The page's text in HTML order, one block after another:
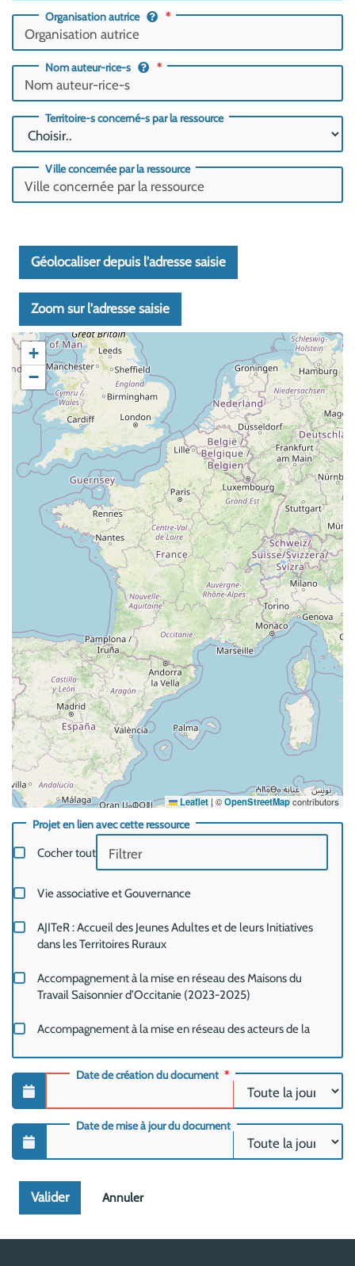
Organisation autrice
Nom auteur-rice-s
Territoire-s concerné-s par la ressource
Ville concernée par la ressource
Géolocaliser depuis l'adresse saisie
Zoom sur l'adresse saisie
+
−
Leaflet|©OpenStreetMapcontributors
Projet en lien avec cette ressource
Cocher tout
Vie associative et Gouvernance
AJITeR : Accueil des Jeunes Adultes et de leurs Initiatives
dans les Territoires Ruraux
Accompagnement à la mise en réseau des Maisons du
Travail Saisonnier d’Occitanie (2023-2025)
Accompagnement à la mise en réseau des acteurs de la
Champsaur Valgaudemar
Animacoop - Formation pour animer des projets
Animation France Services Savoie
Date de création du document
Date de mise à jour du document
Valider Annuler